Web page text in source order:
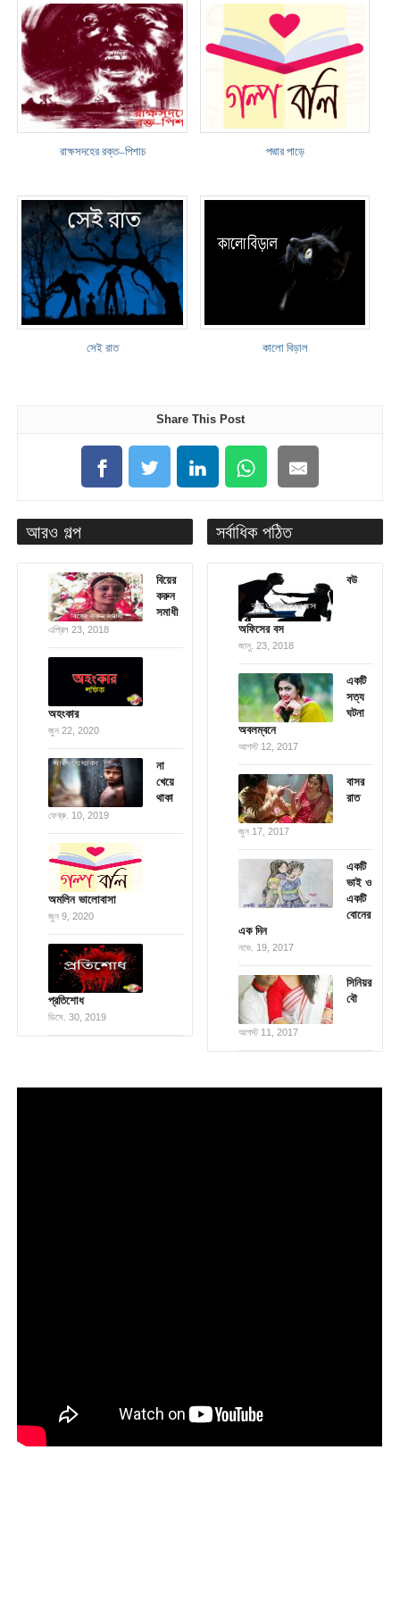
রাক্ষসদহের রক্ত–পিশাচ পদ্মার পাড়ে
সেই রাত কালো বিড়াল
Share This Post
আরও গল্প
বিয়ের
করুন
সমাধী
এপ্রিল 23, 2018
অহংকার
জুন 22, 2020
না
খেয়ে
থাকা
ফেব্রু. 10, 2019
অমলিন ভালোবাসা
জুন 9, 2020
প্রতিশোধ
ডিসে. 30, 2019
সর্বাধিক পঠিত
বউ
অফিসের বস
জানু. 23, 2018
একটি
সত্য
ঘটনা
অবলম্বনে
আগস্ট 12, 2017
বাসর
রাত
জুন 17, 2017
একটি
ভাই ও
একটি
বোনের
এক দিন
নভে. 19, 2017
সিনিয়র
বৌ
আগস্ট 11, 2017